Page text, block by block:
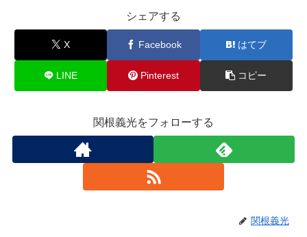
シェアする
X Facebook はてブ
LINE Pinterest コピー
関根義光をフォローする
関根義光